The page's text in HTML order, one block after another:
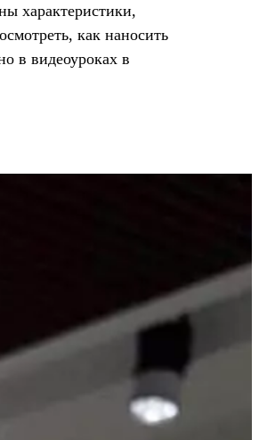
характеристики,
как наносить
в видеоуроках в